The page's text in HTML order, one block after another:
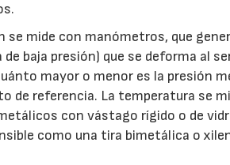
se mide con manómetros, que
baja presión) que se deforma al
mayor o menor es la presión
de referencia. La temperatura se
con vástago rígido o de
como una tira bimetálica o